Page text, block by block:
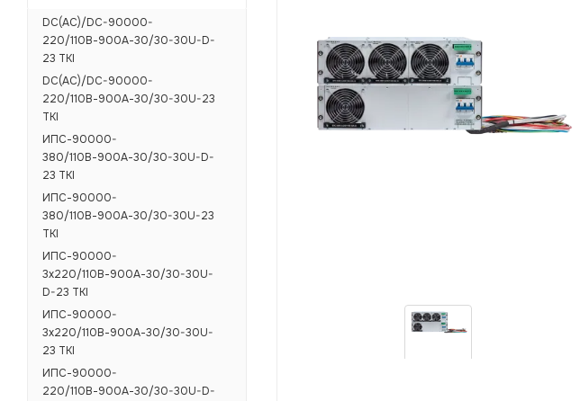
DC(AC)/DC-90000-
220/110В-900А-30/30-30U-D-
23 TKI
DC(AC)/DC-90000-
220/110В-900А-30/30-30U-23
TKI
ИПС-90000-
380/110В-900А-30/30-30U-D-
23 TKI
ИПС-90000-
380/110В-900А-30/30-30U-23
TKI
ИПС-90000-
3х220/110В-900А-30/30-30U-
D-23 TKI
ИПС-90000-
3х220/110В-900А-30/30-30U-
23 TKI
ИПС-90000-
220/110В-900А-30/30-30U-D-